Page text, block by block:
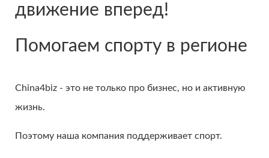
движение вперед!
Помогаем спорту в регионе
China4biz - это не только про бизнес, но и активную
жизнь.
Поэтому наша компания поддерживает спорт.